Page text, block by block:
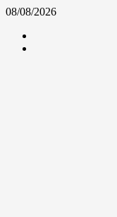
Skip
content
08/08/2026